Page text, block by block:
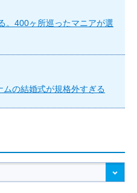
。400ヶ所巡ったマニアが選
の結婚式が規格外すぎる